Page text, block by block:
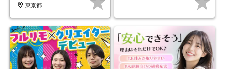
東京都